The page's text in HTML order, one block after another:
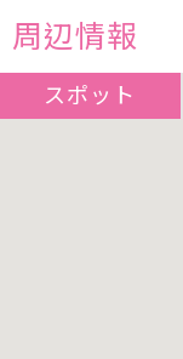
周辺情報
スポット